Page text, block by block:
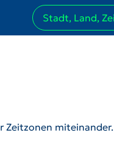
Zeitzonen miteinander.